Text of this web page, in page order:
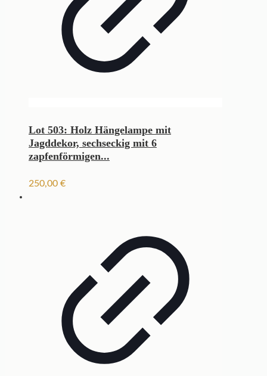
Lot 503: Holz Hängelampe mit
Jagddekor, sechseckig mit 6
zapfenförmigen...
250,00 €